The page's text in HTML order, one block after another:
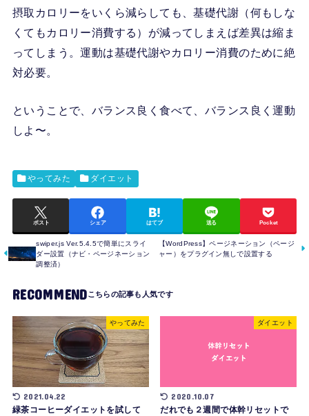
摂取カロリーをいくら減らしても、基礎代謝（何もしな
くてもカロリー消費する）が減ってしまえば差異は縮ま
ってしまう。運動は基礎代謝やカロリー消費のために絶
対必要。
ということで、バランス良く食べて、バランス良く運動
しよ〜。
やってみた ダイエット
ポスト シェア はてブ 送る Pocket
swiper.js Ver.5.4.5で簡単にスライ
ダー設置（ナビ・ページネーション
調整済）
【WordPress】ページネーション（ページ
ャー）をプラグイン無しで設置する
RECOMMEND
やってみた
2021.04.22
緑茶コーヒーダイエットを試して
ダイエット
2020.10.07
だれでも２週間で体幹リセットで